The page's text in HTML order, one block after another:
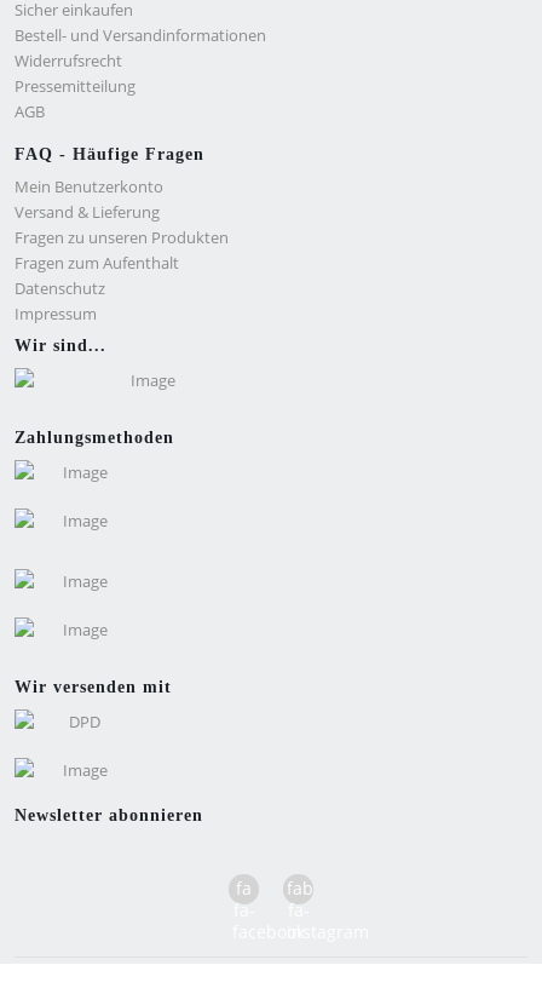
Sicher einkaufen
Bestell- und Versandinformationen
Widerrufsrecht
Pressemitteilung
AGB
FAQ - Häufige Fragen
Mein Benutzerkonto
Versand & Lieferung
Fragen zu unseren Produkten
Fragen zum Aufenthalt
Datenschutz
Impressum
Wir sind...
Zahlungsmethoden
Wir versenden mit
Newsletter abonnieren
fa
fa-
fab
fa-